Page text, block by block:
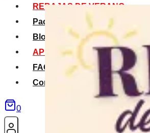
REBAJAS DE VERANO
Packs Verano
Blog
APP La Tribu
FAQS
Contacto
0